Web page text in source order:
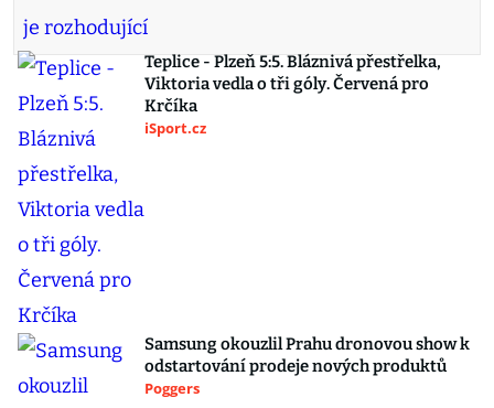
Teplice - Plzeň 5:5. Bláznivá přestřelka,
Viktoria vedla o tři góly. Červená pro
Krčíka
iSport.cz
Samsung okouzlil Prahu dronovou show k
odstartování prodeje nových produktů
Poggers